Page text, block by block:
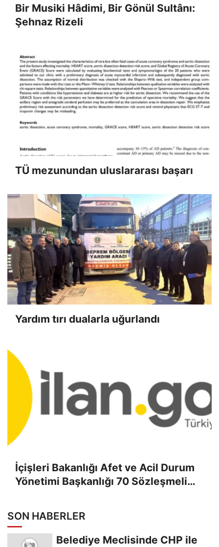
Bir Musiki Hâdimi, Bir Gönül Sultânı:
Şehnaz Rizeli
TÜ mezunundan uluslararası başarı
Yardım tırı dualarla uğurlandı
İçişleri Bakanlığı Afet ve Acil Durum
Yönetimi Başkanlığı 70 Sözleşmeli
SON HABERLER
Belediye Meclisinde CHP ile